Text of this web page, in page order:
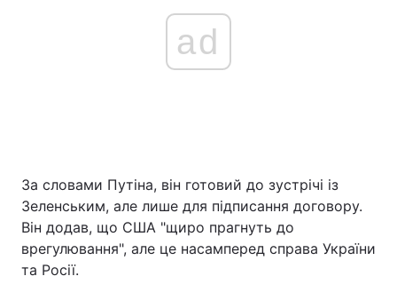
ad
За словами Путіна, він готовий до зустрічі із
Зеленським, але лише для підписання договору.
Він додав, що США "щиро прагнуть до
врегулювання", але це насамперед справа України
та Росії.